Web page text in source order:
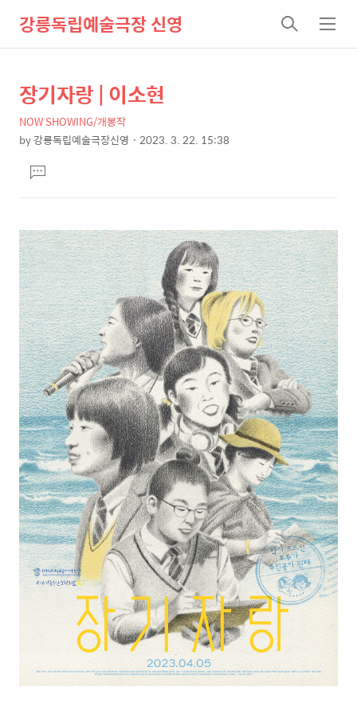
강릉독립예술극장 신영
검
색
메
뉴
상
세
컨
텐
츠
본
문
제
목
장기자랑 | 이소현
NOW SHOWING/개봉작
by강릉독립예술극장신영 2023. 3. 22. 15:38
문댓
글